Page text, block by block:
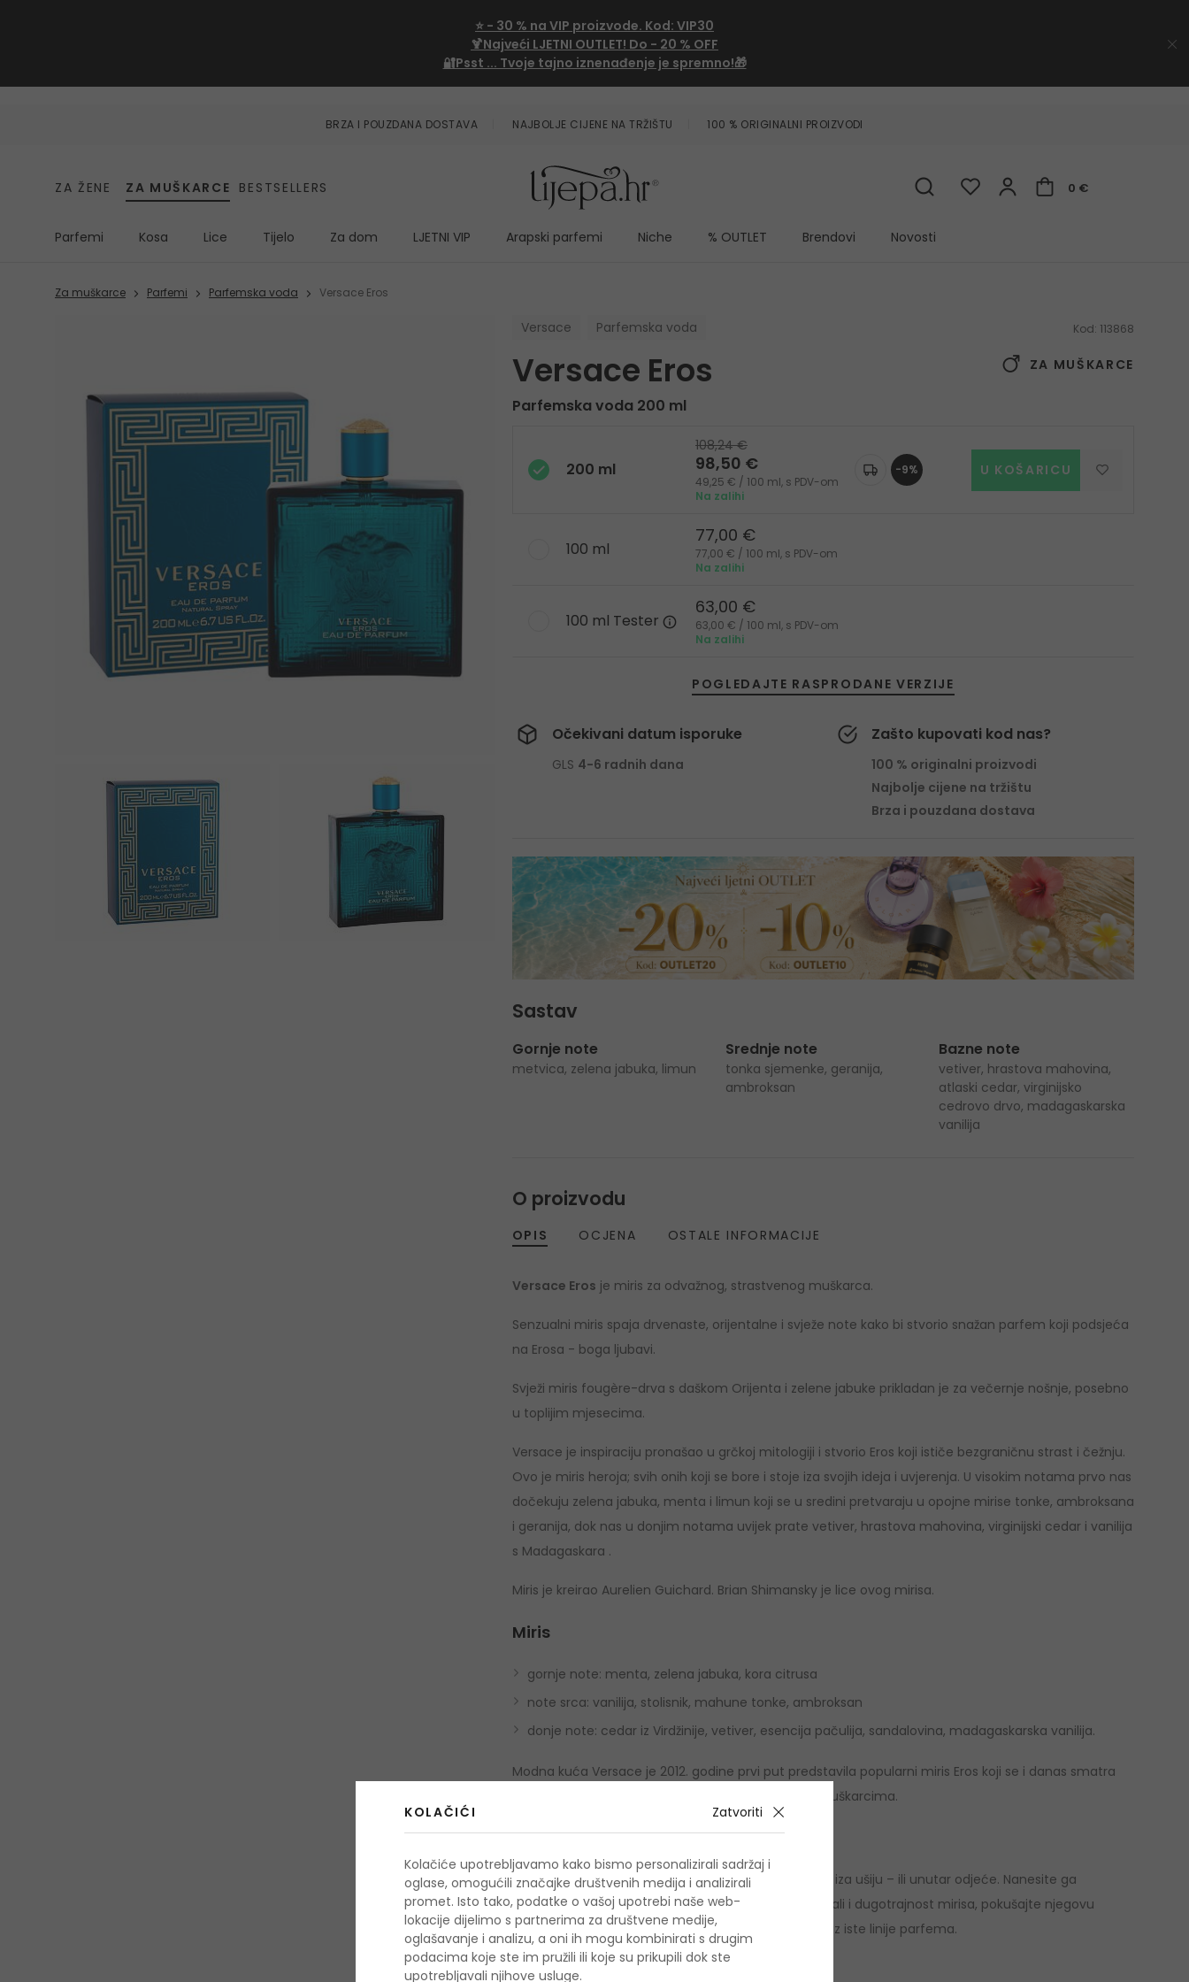
⭐ - 30 % na VIP proizvode. Kod: VIP30
🍹Najveći LJETNI OUTLET! Do - 20 % OFF
🔐Psst ... Tvoje tajno iznenađenje je spremno!🎁
BRZA I POUZDANA DOSTAVA NAJBOLJE CIJENE NA TRŽIŠTU 100 % ORIGINALNI PROIZVODI
ZA ŽENE ZA MUŠKARCE BESTSELLERS 0 €
Parfemi Kosa Lice Tijelo Za dom LJETNI VIP Arapski parfemi Niche % OUTLET Brendovi Novosti
Za muškarce Parfemi Parfemska voda Versace Eros
Versace Parfemska voda Kod: 113868
Versace Eros ZA MUŠKARCE
Parfemska voda 200 ml
200 ml
108,24 €
98,50 €
49,25 € / 100 ml, s PDV-om
Na zalihi
-9% U KOŠARICU
100 ml
77,00 €
77,00 € / 100 ml, s PDV-om
Na zalihi
100 ml Tester
63,00 €
63,00 € / 100 ml, s PDV-om
Na zalihi
POGLEDAJTE RASPRODANE VERZIJE
Očekivani datum isporuke
GLS 4-6 radnih dana
Zašto kupovati kod nas?
100 % originalni proizvodi
Najbolje cijene na tržištu
Brza i pouzdana dostava
Sastav
Gornje note
metvica, zelena jabuka, limun
Srednje note
tonka sjemenke, geranija,
ambroksan
Bazne note
vetiver, hrastova mahovina,
atlaski cedar, virginijsko
cedrovo drvo, madagaskarska
vanilija
O proizvodu
OPIS
Versace Eros je miris za odvažnog, strastvenog muškarca.
Senzualni miris spaja drvenaste, orijentalne i svježe note kako bi stvorio snažan parfem koji podsjeća
na Erosa - boga ljubavi.
Svježi miris fougère-drva s daškom Orijenta i zelene jabuke prikladan je za večernje nošnje, posebno
u toplijim mjesecima.
Versace je inspiraciju pronašao u grčkoj mitologiji i stvorio Eros koji ističe bezgraničnu strast i čežnju.
Ovo je miris heroja; svih onih koji se bore i stoje iza svojih ideja i uvjerenja. U visokim notama prvo nas
dočekuju zelena jabuka, menta i limun koji se u sredini pretvaraju u opojne mirise tonke, ambroksana
i geranija, dok nas u donjim notama uvijek prate vetiver, hrastova mahovina, virginijski cedar i vanilija
s Madagaskara .
Miris je kreirao Aurelien Guichard. Brian Shimansky je lice ovog mirisa.
Miris
gornje note: menta, zelena jabuka, kora citrusa
note srca: vanilija, stolisnik, mahune tonke, ambroksan
donje note: cedar iz Virdžinije, vetiver, esencija pačulija, sandalovina, madagaskarska vanilija.
Modna kuća Versace je 2012. godine prvi put predstavila popularni miris Eros koji se i danas smatra
jednim od najpopularnijih među mlađim i starijim muškarcima.
Upotreba
Nanesite na točke pulsa – kao što su zapešća, vrat i iza ušiju – ili unutar odjeće. Nanesite ga
prskanjem iz daljine. Kako biste pojačali mirisni trag, ali i dugotrajnost mirisa, pokušajte njegovu
upotrebu nadopuniti proizvodima za kupanje i tijelo iz iste linije parfema.
Količina i sastojci
OCJENA OSTALE INFORMACIJE
KOLAČIĆI Zatvoriti
Kolačiće upotrebljavamo kako bismo personalizirali sadržaj i
oglase, omogućili značajke društvenih medija i analizirali
promet. Isto tako, podatke o vašoj upotrebi naše web-
lokacije dijelimo s partnerima za društvene medije,
oglašavanje i analizu, a oni ih mogu kombinirati s drugim
podacima koje ste im pružili ili koje su prikupili dok ste
upotrebljavali njihove usluge.